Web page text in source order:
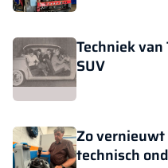
Techniek
SUV
Zo vernieuwt
technisch